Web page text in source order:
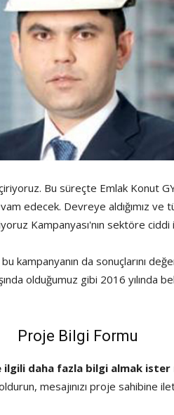
Bu süreçte Emlak Konut
edecek. Devreye aldığımız ve
Kampanyası'nın sektöre ciddi
kampanyanın da sonuçlarını
olduğumuz gibi 2016 yılında
Proje Bilgi Formu
ilgili daha fazla bilgi almak ister
mesajınızı proje sahibine